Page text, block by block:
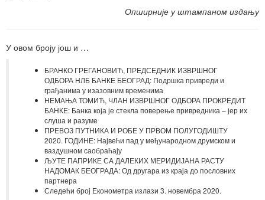
Опширније у штампаном издању
У овом броју још и …
БРАНКО ГРЕГАНОВИЋ, ПРЕДСЕДНИК ИЗВРШНОГ
ОДБОРА НЛБ БАНКЕ БЕОГРАД: Подршка привреди и
грађанима у изазовним временима
НЕМАЊА ТОМИЋ, ЧЛАН ИЗВРШНОГ ОДБОРА ПРОКРЕДИТ
БАНКЕ: Банка која је стекла поверење привредника – јер их
слуша и разуме
ПРЕВОЗ ПУТНИКА И РОБЕ У ПРВОМ ПОЛУГОДИШТУ
2020. ГОДИНЕ: Највећи пад у међународном друмском и
ваздушном саобраћају
ЉУТЕ ПАПРИКЕ СA ДАЛЕКИХ МЕРИДИЈАНА РАСТУ
НАДОМАК БЕОГРАДА: Од другара из краја до пословних
партнера
Следећи број Економетра излази 3. новембра 2020.